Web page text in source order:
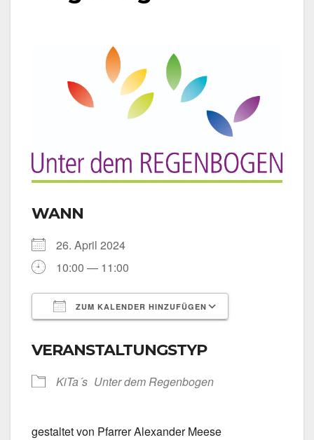
WANN
26. April 2024
10:00 — 11:00
ZUM KALENDER HINZUFÜGEN
VERANSTALTUNGSTYP
KiTa´s Unter dem Regen­bo­gen
gestal­tet von Pfar­rer Alex­an­der Mee­se